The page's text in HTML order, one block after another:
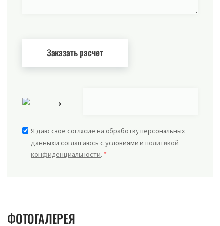
→
Я даю свое согласие на обработку персональных
данных и соглашаюсь с условиями и политикой
конфиденциальности. *
ФОТОГАЛЕРЕЯ